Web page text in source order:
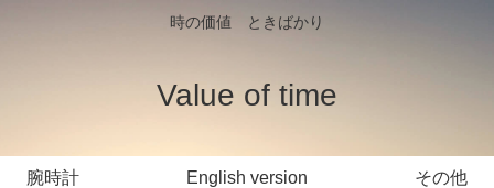
時の価値 ときばかり
Value of time
腕時計 English version その他